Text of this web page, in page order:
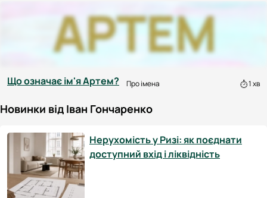
Що означає ім'я Артем? Про імена 1 хв
Новинки від Іван Гончаренко
Нерухомість у Ризі: як поєднати
доступний вхід і ліквідність